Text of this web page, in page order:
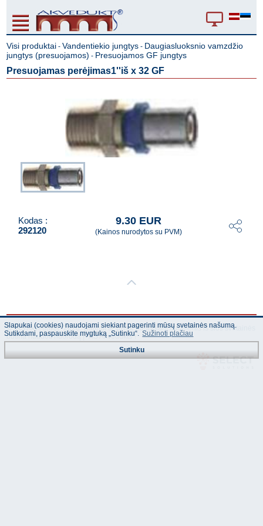
Visi produktai -Vandentiekio jungtys - Daugiasluoksnio vamzdžio
jungtys (presuojamos) - Presuojamos GF jungtys
Presuojamas perėjimas1''iš x 32 GF
Kodas :
292120
9.30 EUR
(Kainos nurodytos su PVM)
© "AS Akvedukts" 2026. Dalinai ar pilnai naudojant duomenis iš šios svetainės
būtina naudoti nuorodą Į "AS Akvedukts"!
Slapukai (cookies) naudojami siekiant pagerinti mūsų svetainės našumą.
Sutikdami, paspauskite mygtuką „Sutinku“. Sužinoti plačiau
Sutinku